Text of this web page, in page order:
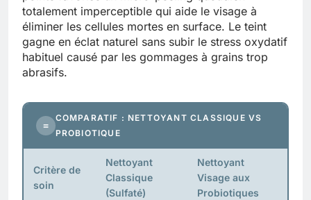
totalement imperceptible qui aide le visage à
éliminer les cellules mortes en surface. Le teint
gagne en éclat naturel sans subir le stress oxydatif
habituel causé par les gommages à grains trop
abrasifs.
≡
COMPARATIF : NETTOYANT CLASSIQUE VS
PROBIOTIQUE
Critère de
soin
Nettoyant
Classique
(Sulfaté)
Nettoyant
Visage aux
Probiotiques